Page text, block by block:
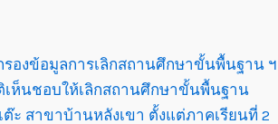
องข้อมูลการเลิกสถานศึกษาขั้นพื้นฐาน ฯ
เห็นชอบให้เลิกสถานศึกษาขั้นพื้นฐาน
ะ สาขาบ้านหลังเขา ตั้งแต่ภาคเรียนที่ 2